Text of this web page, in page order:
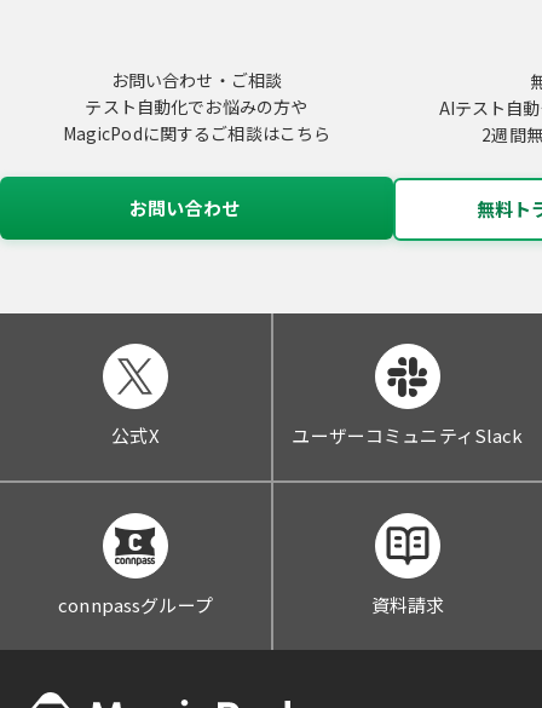
お問い合わせ・ご相談
テスト自動化でお悩みの方や
MagicPodに関するご相談はこちら
お問い合わせ
AIテスト自
2週間
無料ト
公式X ユーザーコミュニティSlack
connpassグループ 資料請求